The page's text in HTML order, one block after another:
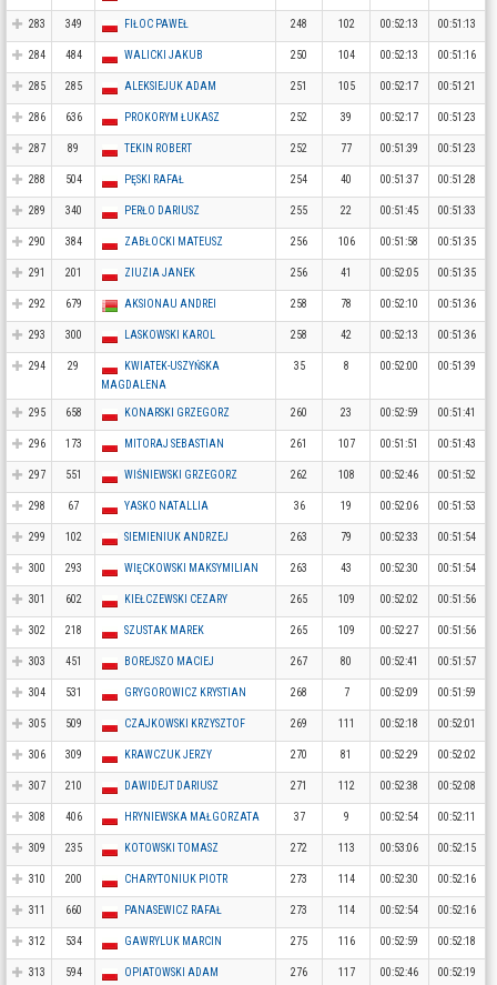
283 349 FIŁOC PAWEŁ 248 102 00:52:13 00:51:13
284 484 WALICKI JAKUB 250 104 00:52:13 00:51:16
285 285 ALEKSIEJUK ADAM 251 105 00:52:17 00:51:21
286 636 PROKORYM ŁUKASZ 252 39 00:52:17 00:51:23
287 89 TEKIN ROBERT 252 77 00:51:39 00:51:23
288 504 PĘSKI RAFAŁ 254 40 00:51:37 00:51:28
289 340 PERŁO DARIUSZ 255 22 00:51:45 00:51:33
290 384 ZABŁOCKI MATEUSZ 256 106 00:51:58 00:51:35
291 201 ZIUZIA JANEK 256 41 00:52:05 00:51:35
292 679 AKSIONAU ANDREI 258 78 00:52:10 00:51:36
293 300 LASKOWSKI KAROL 258 42 00:52:13 00:51:36
294 29
KWIATEK-USZYŃSKA
MAGDALENA
35 8 00:52:00 00:51:39
295 658 KONARSKI GRZEGORZ 260 23 00:52:59 00:51:41
296 173 MITORAJ SEBASTIAN 261 107 00:51:51 00:51:43
297 551 WIŚNIEWSKI GRZEGORZ 262 108 00:52:46 00:51:52
298 67 YASKO NATALLIA 36 19 00:52:06 00:51:53
299 102 SIEMIENIUK ANDRZEJ 263 79 00:52:33 00:51:54
300 293 WIĘCKOWSKI MAKSYMILIAN 263 43 00:52:30 00:51:54
301 602 KIEŁCZEWSKI CEZARY 265 109 00:52:02 00:51:56
302 218 SZUSTAK MAREK 265 109 00:52:27 00:51:56
303 451 BOREJSZO MACIEJ 267 80 00:52:41 00:51:57
304 531 GRYGOROWICZ KRYSTIAN 268 7 00:52:09 00:51:59
305 509 CZAJKOWSKI KRZYSZTOF 269 111 00:52:18 00:52:01
306 309 KRAWCZUK JERZY 270 81 00:52:29 00:52:02
307 210 DAWIDEJT DARIUSZ 271 112 00:52:38 00:52:08
308 406 HRYNIEWSKA MAŁGORZATA 37 9 00:52:54 00:52:11
309 235 KOTOWSKI TOMASZ 272 113 00:53:06 00:52:15
310 200 CHARYTONIUK PIOTR 273 114 00:52:30 00:52:16
311 660 PANASEWICZ RAFAŁ 273 114 00:52:54 00:52:16
312 534 GAWRYLUK MARCIN 275 116 00:52:59 00:52:18
313 594 OPIATOWSKI ADAM 276 117 00:52:46 00:52:19